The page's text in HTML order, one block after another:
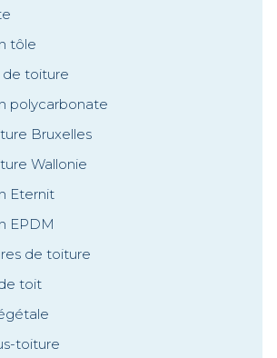
tôle
de toiture
polycarbonate
Bruxelles
Wallonie
Eternit
EPDM
de toiture
toit
toiture